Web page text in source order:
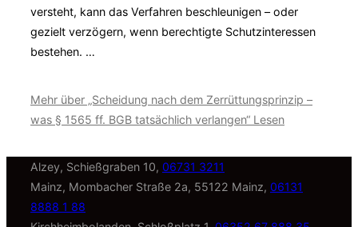
versteht, kann das Verfahren beschleunigen – oder
gezielt verzögern, wenn berechtigte Schutzinteressen
bestehen. …
Mehr über „Scheidung nach dem Zerrüttungsprinzip –
was § 1565 ff. BGB tatsächlich verlangen“ Lesen
Alzey, Schießgraben 10, 06731 3211
Mainz, Mombacher Straße 2a, 55122 Mainz, 06131
8888 1 88